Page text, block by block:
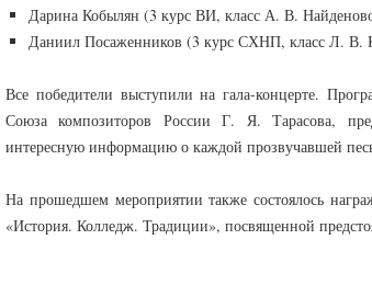
Дарина Кобылян (3 курс ВИ, класс А. В.
Даниил Посаженников (3 курс СХНП, класс Л. В.
Все победители выступили на гала-концерте.
Союза композиторов России Г. Я. Тарасова,
интересную информацию о каждой прозвучавшей
На прошедшем мероприятии также состоялось
«История. Колледж. Традиции», посвященной